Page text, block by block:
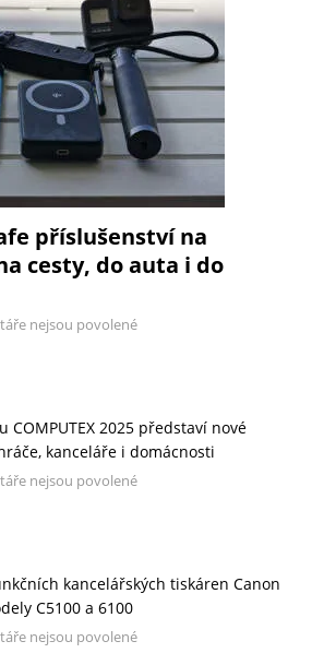
příslušenství na
cesty, do auta i do
nejsou povolené
COMPUTEX 2025 představí nové
kanceláře i domácnosti
nejsou povolené
kancelářských tiskáren Canon
C5100 a 6100
nejsou povolené